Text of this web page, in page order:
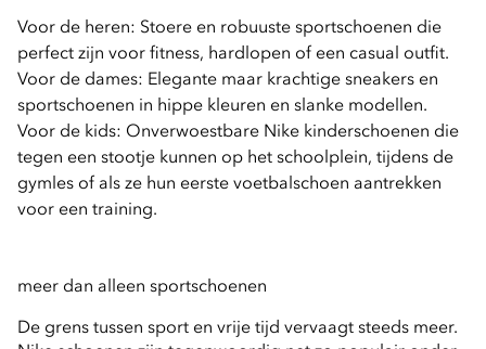
Voor de heren: Stoere en robuuste sportschoenen die
perfect zijn voor fitness, hardlopen of een casual outfit.
Voor de dames: Elegante maar krachtige sneakers en
sportschoenen in hippe kleuren en slanke modellen.
Voor de kids: Onverwoestbare Nike kinderschoenen die
tegen een stootje kunnen op het schoolplein, tijdens de
gymles of als ze hun eerste voetbalschoen aantrekken
voor een training.
meer dan alleen sportschoenen
De grens tussen sport en vrije tijd vervaagt steeds meer.